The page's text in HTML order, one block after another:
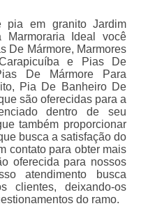
pia em granito Jardim
Ideal você
De Mármore, Marmores
e Pias De
De Mármore Para
Pia De Banheiro De
são oferecidas para a
dentro de seu
também proporcionar
busca a satisfação do
contato para obter mais
oferecida para nossos
atendimento busca
clientes, deixando-os
do ramo.